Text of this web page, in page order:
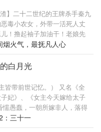
】二十二世纪的王牌杀手秦九
毒小农女，外带一活死人丈
！撸起袖子加油干！老娘先
能捡兔子，下河能抓贵鱼，
崽崽们白白胖胖，送他们学
小反派。后来——新皇登
年将军：我也是我娘养大
姐姐捡回来的。逍遥医圣：
来的。当朝首辅：我……上京
难道也是秦氏养大，抑或捡
下，秦九月，我夫人。
烟火气，最抚凡人心
白月光
皆带前世记忆。） 又名《全
妃》、《女主今天嫁给太子
懦愚蠢，一朝所嫁非人，落得
一世，她智斗后母庶妹，抱
风生水起。 只是，不知道为
：三十一